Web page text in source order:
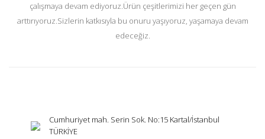
çalışmaya devam ediyoruz.Ürün çeşitlerimizi her geçen gün
arttırıyoruz.Sizlerin katkısıyla bu onuru yaşıyoruz, yaşamaya devam
edeceğiz.
Cumhuriyet mah. Serin Sok. No:15 Kartal/İstanbul
TÜRKİYE